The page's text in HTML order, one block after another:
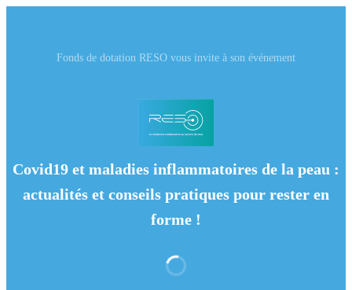
Fonds de dotation RESO vous invite à son événement
Covid19 et maladies inflammatoires de la peau :
actualités et conseils pratiques pour rester en
forme !